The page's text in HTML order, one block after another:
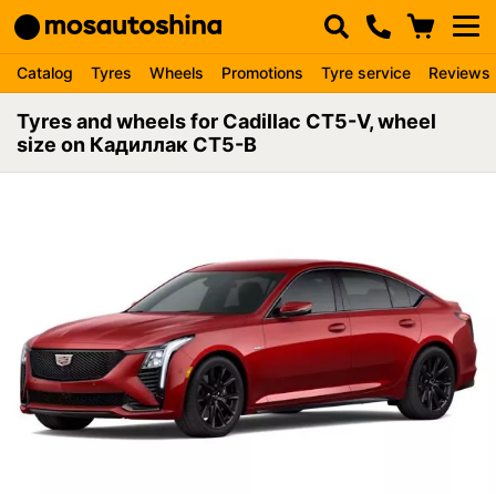
Catalog Tyres Wheels Promotions Tyre service Reviews
Tyres and wheels for Cadillac CT5-V, wheel
size on Кадиллак СТ5-В